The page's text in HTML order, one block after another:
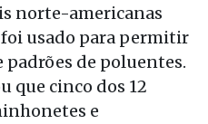
norte-americanas
usado para permitir
padrões de poluentes.
que cinco dos 12
e